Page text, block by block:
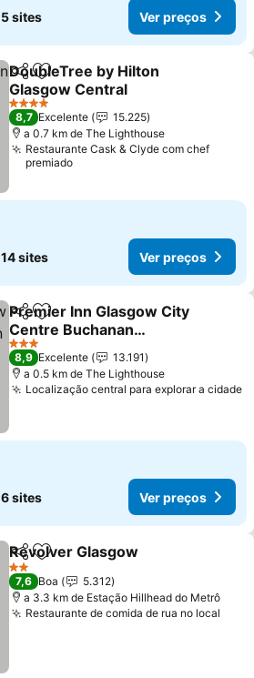
5 sites Ver preços
PartilharAdicionar aos favoritos
DoubleTree by Hilton
Glasgow Central
Ver preços
4 Estrelas
8,7 Excelente
15.225
a 0.7 km de The Lighthouse
Restaurante Cask & Clyde com chef
premiado
14 sites Ver preços
PartilharAdicionar aos favoritos
Premier Inn Glasgow City
Centre Buchanan
Galleries Hotel
Ver preços
3 Estrelas
8,9 Excelente
13.191
a 0.5 km de The Lighthouse
Localização central para explorar a cidade
6 sites Ver preços
PartilharAdicionar aos favoritos
Revolver Glasgow
2 Estrelas
7,6 Boa
5.312
a 3.3 km de Estação Hillhead do Metrô
Restaurante de comida de rua no local